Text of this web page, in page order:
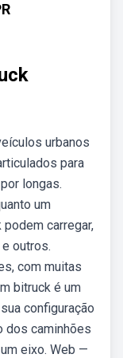
urbanos
para
longas.
um
carregar,
outros.
com muitas
bitruck é um
configuração
dos caminhões
eixo. Web —